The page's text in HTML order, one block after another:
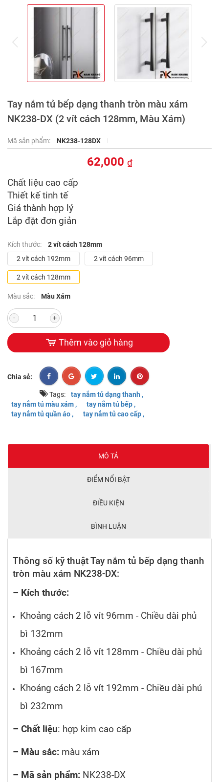
Tay nắm tủ bếp dạng thanh tròn màu xám
NK238-DX (2 vít cách 128mm, Màu Xám)
Mã sản phẩm: NK238-128DX
62,000 ₫
Chất liệu cao cấp
Thiết kế tinh tế
Giá thành hợp lý
Lắp đặt đơn giản
Kích thước:
2 vít cách 128mm
2 vít cách 192mm
2 vít cách 96mm
2 vít cách 128mm
Màu sắc: Màu Xám
- +
Thêm vào giỏ hàng
Chia sẻ:
Tags:
tay nắm tủ dạng thanh ,
tay nắm tủ màu xám ,
tay nắm tủ bếp ,
tay nắm tủ quần áo ,
tay nắm tủ cao cấp ,
MÔ TẢ
ĐIỂM NỔI BẬT
ĐIỀU KIỆN
BÌNH LUẬN
Thông số kỹ thuật Tay nắm tủ bếp dạng thanh
tròn màu xám NK238-DX:
– Kích thước:
Khoảng cách 2 lỗ vít 96mm - Chiều dài phủ
bì 132mm
Khoảng cách 2 lỗ vít 128mm - Chiều dài phủ
bì 167mm
Khoảng cách 2 lỗ vít 192mm - Chiều dài phủ
bì 232mm
– Chất liệu: hợp kim cao cấp
– Màu sắc: màu xám
– Mã sản phẩm: NK238-DX